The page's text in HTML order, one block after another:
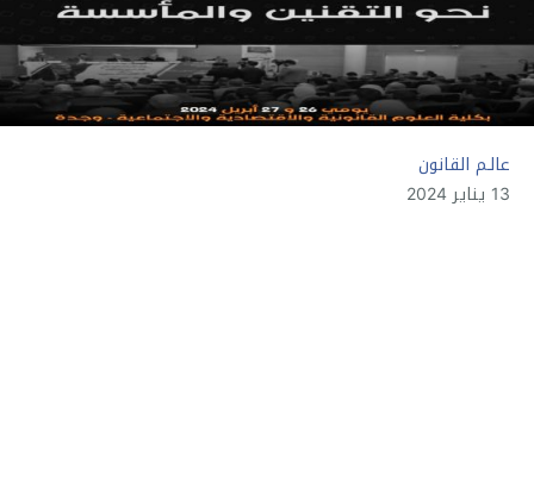
عالـم القانون
13 يناير 2024